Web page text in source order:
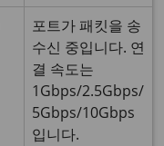
포트가 패킷을 송
수신 중입니다. 연
결 속도는
1Gbps/2.5Gbps/
5Gbps/10Gbps
입니다.